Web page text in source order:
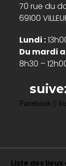
70 rue du
69100
Lundi :
Du mardi
8h30 –
Facebook
Liste des